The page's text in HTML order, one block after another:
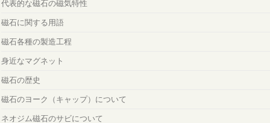
代表的な磁石の磁気特性
磁石に関する用語
磁石各種の製造工程
身近なマグネット
磁石の歴史
磁石のヨーク（キャップ）について
ネオジム磁石のサビについて